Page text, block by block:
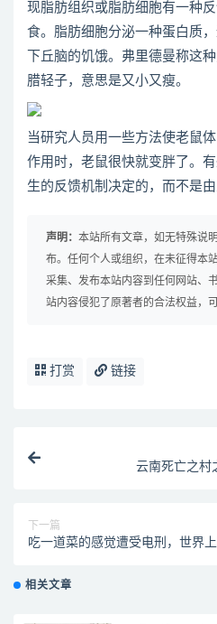
现脂肪组织或脂肪细胞有一种
食。脂肪细胞分泌一种蛋白质
下丘脑的饥饿。弗里德曼称这
腊轻子，意思是又小又瘦。
当研究人员用一些方法使老鼠
作用时，老鼠很快就变胖了。
生的反馈机制决定的，而不是
声明： 本站所有文章，如无特殊说
布。任何个人或组织，在未征得本
采集、发布本站内容到任何网站、
站内容侵犯了原著者的合法权益，
打赏 链接
云南死亡之村
下一篇
吃一道菜的感觉遭受电刑，世界
相关文章